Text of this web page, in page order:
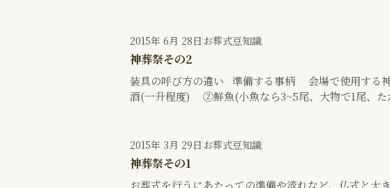
2015年 6月 28日 お葬式豆知識
神葬祭その2
装具の呼び方の違い 準備する事柄 会場で使用す
酒(一升程度) ②鮮魚(小魚なら3~5尾、大物で1尾、
2015年 3月 29日 お葬式豆知識
神葬祭その1
お葬式を行うにあたっての準備や流れなど、仏式と大